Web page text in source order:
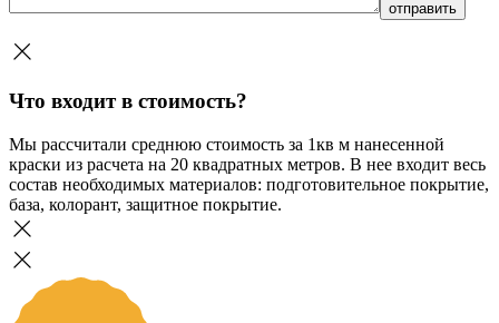
Что входит в стоимость?
Мы рассчитали среднюю стоимость за 1кв м нанесенной
краски из расчета на 20 квадратных метров. В нее входит весь
состав необходимых материалов: подготовительное покрытие,
база, колорант, защитное покрытие.